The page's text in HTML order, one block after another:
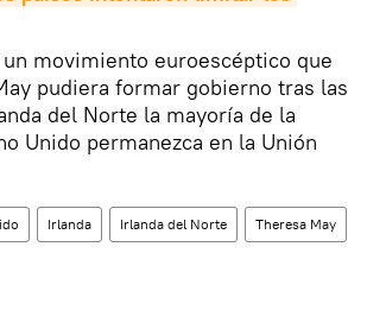
movimiento euroescéptico que
pudiera formar gobierno tras las
del Norte la mayoría de la
Unido permanezca en la Unión
Irlanda Irlanda del Norte Theresa May